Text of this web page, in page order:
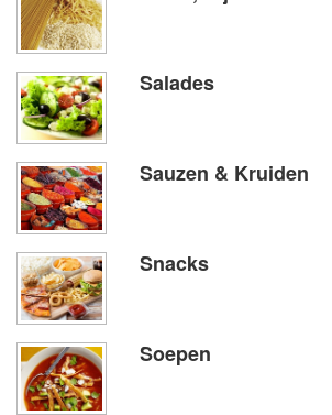
Salades
Sauzen & Kruiden
Snacks
Soepen